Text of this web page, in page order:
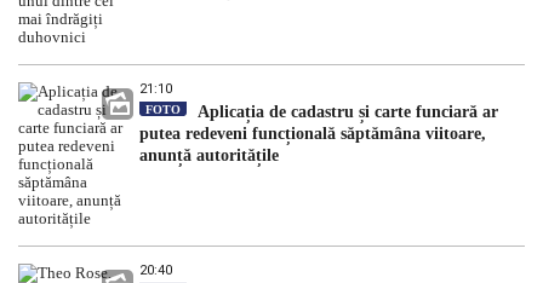
21:10
FOTO
Aplicația de cadastru și carte funciară ar
putea redeveni funcțională săptămâna viitoare,
anunță autoritățile
20:40